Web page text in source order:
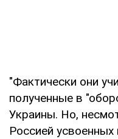
"Фактически они
полученные в
Украины. Но,
Россией